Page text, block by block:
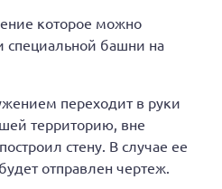
которое можно
специальной башни на
переходит в руки
территорию, вне
стену. В случае ее
отправлен чертеж.